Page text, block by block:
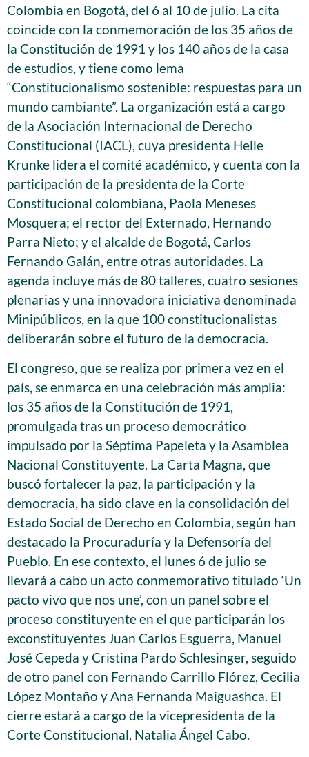
Colombia en Bogotá, del 6 al 10 de julio. La cita
coincide con la conmemoración de los 35 años de
la Constitución de 1991 y los 140 años de la casa
de estudios, y tiene como lema
“Constitucionalismo sostenible: respuestas para un
mundo cambiante”. La organización está a cargo
de la Asociación Internacional de Derecho
Constitucional (IACL), cuya presidenta Helle
Krunke lidera el comité académico, y cuenta con la
participación de la presidenta de la Corte
Constitucional colombiana, Paola Meneses
Mosquera; el rector del Externado, Hernando
Parra Nieto; y el alcalde de Bogotá, Carlos
Fernando Galán, entre otras autoridades. La
agenda incluye más de 80 talleres, cuatro sesiones
plenarias y una innovadora iniciativa denominada
Minipúblicos, en la que 100 constitucionalistas
deliberarán sobre el futuro de la democracia.
El congreso, que se realiza por primera vez en el
país, se enmarca en una celebración más amplia:
los 35 años de la Constitución de 1991,
promulgada tras un proceso democrático
impulsado por la Séptima Papeleta y la Asamblea
Nacional Constituyente. La Carta Magna, que
buscó fortalecer la paz, la participación y la
democracia, ha sido clave en la consolidación del
Estado Social de Derecho en Colombia, según han
destacado la Procuraduría y la Defensoría del
Pueblo. En ese contexto, el lunes 6 de julio se
llevará a cabo un acto conmemorativo titulado ‘Un
pacto vivo que nos une’, con un panel sobre el
proceso constituyente en el que participarán los
exconstituyentes Juan Carlos Esguerra, Manuel
José Cepeda y Cristina Pardo Schlesinger, seguido
de otro panel con Fernando Carrillo Flórez, Cecilia
López Montaño y Ana Fernanda Maiguashca. El
cierre estará a cargo de la vicepresidenta de la
Corte Constitucional, Natalia Ángel Cabo.